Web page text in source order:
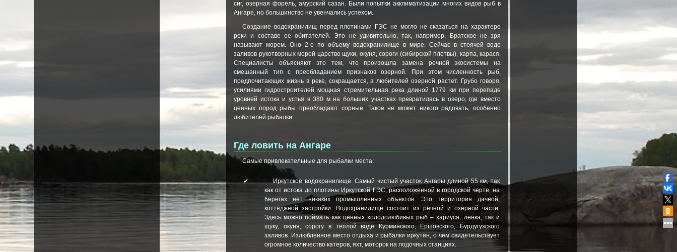
сиг, озерная форель, амурский сазан. Были попытки акклиматизации многих видов рыб в
Ангаре, но большинство не увенчались успехом.
Создание водохранилищ перед плотинами ГЭС не могло не сказаться на характере
реки и составе ее обитателей. Это не удивительно, так, например, Братское не зря
называют морем. Оно 2-е по объему водохранилище в мире. Сейчас в стоячей воде
заливов рукотворных морей царство щуки, окуня, сороги (сибирской плотвы), карпа, карася.
Специалисты объясняют это тем, что произошла замена речной экосистемы на
смешанный тип с преобладанием признаков озерной. При этом численность рыб,
предпочитающих жизнь в реке, сокращается, а любителей озерной растет. Грубо говоря,
усилиями гидростроителей мощная стремительная река длиной 1779 км при перепаде
уровней истока и устья в 380 м на больших участках превратилась в озеро, где вместо
ценных пород рыбы преобладают сорные. Такое не может никого радовать, особенно
любителей рыбалки.
Где ловить на Ангаре
Самые привлекательные для рыбалки места:
✔
Иркутское водохранилище. Самый чистый участок Ангары длиной 55 км, так
как от истока до плотины Иркутской ГЭС, расположенной в городской черте, на
берегах нет никаких промышленных объектов. Это территория дачной,
коттеджной застройки. Водохранилище состоит из речной и озерной части.
Здесь можно поймать как ценных холодолюбивых рыб – хариуса, ленка, так и
щуку, окуня, сорогу в теплой воде Курминского, Ершовского, Бурдугузского
заливов. Излюбленное место отдыха и рыбалки иркутян, о чем свидетельствует
огромное количество катеров, яхт, моторок на лодочных станциях.